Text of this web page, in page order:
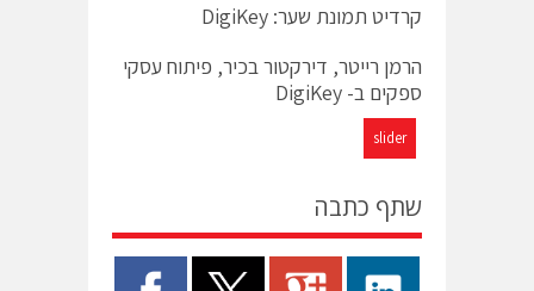
קרדיט תמונת שער: DigiKey
הרמן רייטר, דירקטור בכיר, פיתוח עסקי
ספקים ב- DigiKey
slider
שתף כתבה